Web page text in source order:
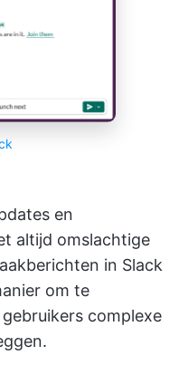
en
altijd omslachtige
in Slack
om te
complexe